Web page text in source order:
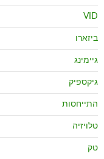
VID
ביזארו
גיימינג
גיקספיק
התייחסות
טלויזיה
טק